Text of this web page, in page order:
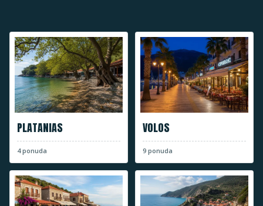
PLATANIAS
4ponuda
VOLOS
9 ponuda